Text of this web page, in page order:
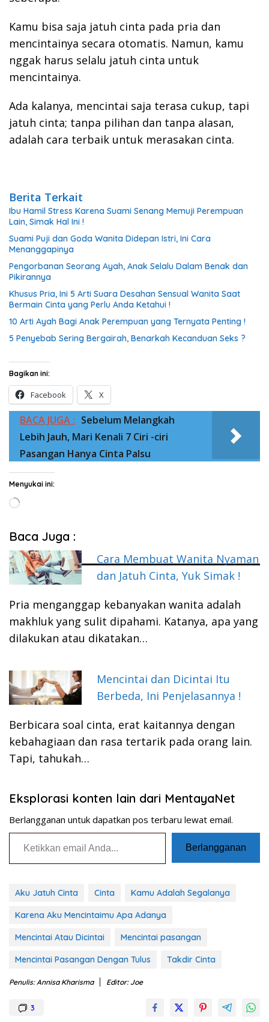
Kamu bisa saja jatuh cinta pada pria dan
mencintainya secara otomatis. Namun, kamu
nggak harus selalu jatuh cinta untuk
mencintainya.
Ada kalanya, mencintai saja terasa cukup, tapi
jatuh cinta; tanpa pilihan dan tanpa alasan,
adalah cara terbaik untuk merasakan cinta.
Berita Terkait
Ibu Hamil Stress Karena Suami Senang Memuji Perempuan
Lain, Simak Hal Ini !
Suami Puji dan Goda Wanita Didepan Istri, Ini Cara
Menanggapinya
Pengorbanan Seorang Ayah, Anak Selalu Dalam Benak dan
Pikirannya
Khusus Pria, Ini 5 Arti Suara Desahan Sensual Wanita Saat
Bermain Cinta yang Perlu Anda Ketahui !
10 Arti Ayah Bagi Anak Perempuan yang Ternyata Penting !
5 Penyebab Sering Bergairah, Benarkah Kecanduan Seks ?
Bagikan ini:
Facebook X
BACA JUGA : Sebelum Melangkah
Lebih Jauh, Mari Kenali 7 Ciri -ciri
Pasangan Hanya Cinta Palsu
Menyukai ini:
Memuat...
Baca Juga :
Cara Membuat Wanita Nyaman
dan Jatuh Cinta, Yuk Simak !
Pria menganggap kebanyakan wanita adalah
makhluk yang sulit dipahami. Katanya, apa yang
dilakukan atau dikatakan…
Mencintai dan Dicintai Itu
Berbeda, Ini Penjelasannya !
Berbicara soal cinta, erat kaitannya dengan
kebahagiaan dan rasa tertarik pada orang lain.
Tapi, tahukah…
Eksplorasi konten lain dari MentayaNet
Berlangganan untuk dapatkan pos terbaru lewat email.
Ketikkan email Anda...
Berlangganan
Aku Jatuh Cinta Cinta Kamu Adalah Segalanya
Karena Aku Mencintaimu Apa Adanya
Mencintai Atau Dicintai Mencintai pasangan
Mencintai Pasangan Dengan Tulus Takdir Cinta
Penulis: Annisa Kharisma Editor: Joe
3